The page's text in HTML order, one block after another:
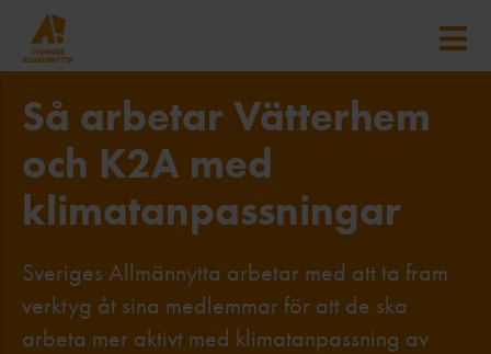
Så arbetar Vätterhem
och K2A med
klimatanpassningar
Sveriges Allmännytta arbetar med att ta fram
verktyg åt sina medlemmar för att de ska
arbeta mer aktivt med klimatanpassning av